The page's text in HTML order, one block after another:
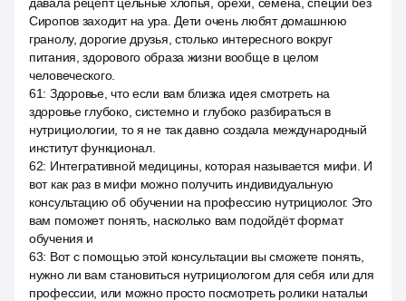
Сиропов заходит на ура. Дети очень любят домашнюю
гранолу, дорогие друзья, столько интересного вокруг
питания, здорового образа жизни вообще в целом
человеческого.
61: Здоровье, что если вам близка идея смотреть на
здоровье глубоко, системно и глубоко разбираться в
нутрициологии, то я не так давно создала международный
институт функционал.
62: Интегративной медицины, которая называется мифи. И
вот как раз в мифи можно получить индивидуальную
консультацию об обучении на профессию нутрициолог. Это
вам поможет понять, насколько вам подойдёт формат
обучения и
63: Вот с помощью этой консультации вы сможете понять,
нужно ли вам становиться нутрициологом для себя или для
профессии, или можно просто посмотреть ролики натальи